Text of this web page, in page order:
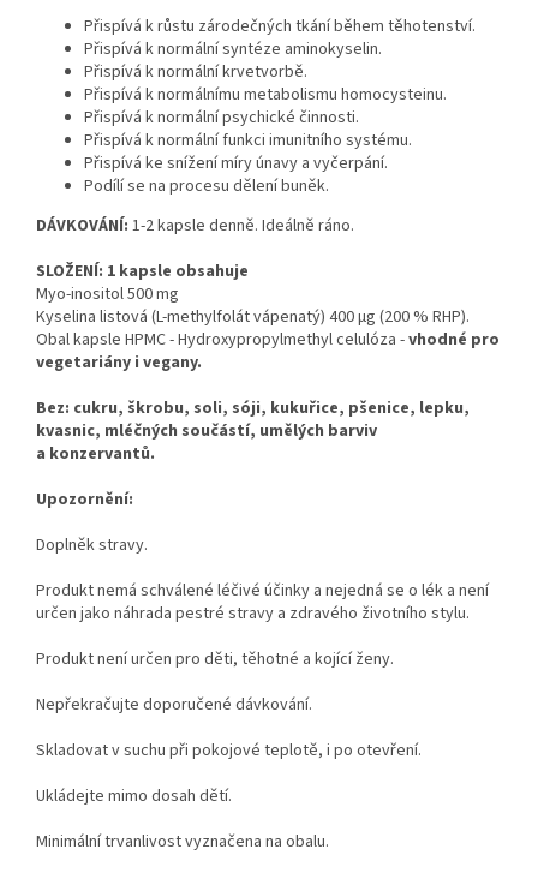
Přispívá k růstu zárodečných tkání během těhotenství.
Přispívá k normální syntéze aminokyselin.
Přispívá k normální krvetvorbě.
Přispívá k normálnímu metabolismu homocysteinu.
Přispívá k normální psychické činnosti.
Přispívá k normální funkci imunitního systému.
Přispívá ke snížení míry únavy a vyčerpání.
Podílí se na procesu dělení buněk.
DÁVKOVÁNÍ: 1-2 kapsle denně. Ideálně ráno.
SLOŽENÍ: 1 kapsle obsahuje
Myo-inositol 500 mg
Kyselina listová (L-methylfolát vápenatý) 400 µg (200 % RHP).
Obal kapsle HPMC - Hydroxypropylmethyl celulóza -vhodné pro
vegetariány i vegany.
Bez: cukru, škrobu, soli, sóji, kukuřice, pšenice, lepku,
kvasnic, mléčných součástí, umělých barviv
a konzervantů.
Upozornění:
Doplněk stravy.
Produkt nemá schválené léčivé účinky a nejedná se o lék a není
určen jako náhrada pestré stravy a zdravého životního stylu.
Produkt není určen pro děti, těhotné a kojící ženy.
Nepřekračujte doporučené dávkování.
Skladovat v suchu při pokojové teplotě, i po otevření.
Ukládejte mimo dosah dětí.
Minimální trvanlivost vyznačena na obalu.